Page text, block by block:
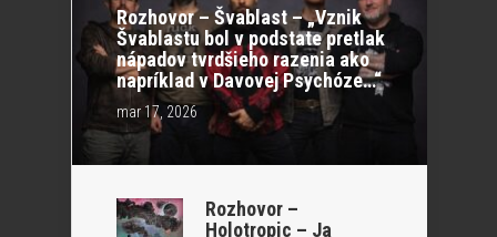
Rozhovor – Švablast – „Vznik
Švablastu bol v podstate pretlak
nápadov tvrdšieho razenia ako
napríklad v Davovej Psychóze…“
mar 17, 2026
Rozhovor –
Holotropic – Ja